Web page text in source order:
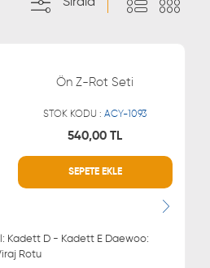
Ön Z-Rot Seti
STOK KODU :ACY-1093
540,00 TL
SEPETE EKLE
D - Kadett E Daewoo:
- Lanos - Cıelo | Viraj Rotu
MÜŞTERİ HİZMETLERİ